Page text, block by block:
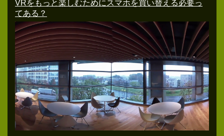
VRをもっと楽しむためにスマホを買い替える必要っ
てある？